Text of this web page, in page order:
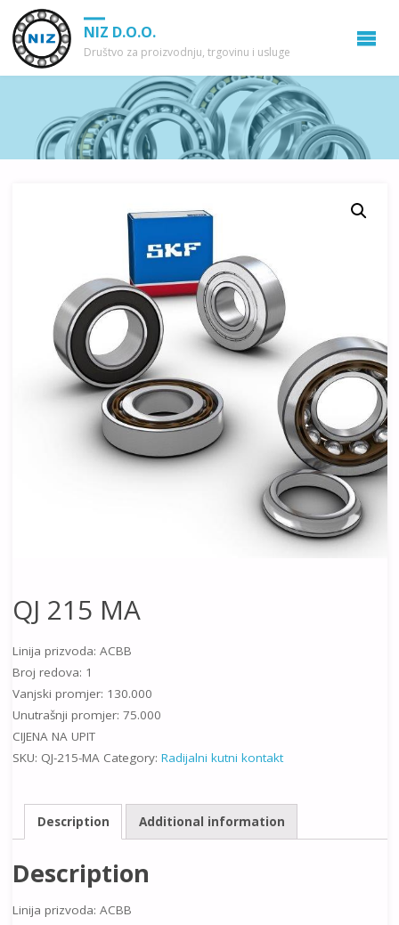
NIZ D.O.O.
Društvo za proizvodnju, trgovinu i usluge
QJ 215 MA
Linija prizvoda: ACBB
Broj redova: 1
Vanjski promjer: 130.000
Unutrašnji promjer: 75.000
CIJENA NA UPIT
SKU: QJ-215-MA Category: Radijalni kutni kontakt
Description Additional information
Description
Linija prizvoda: ACBB